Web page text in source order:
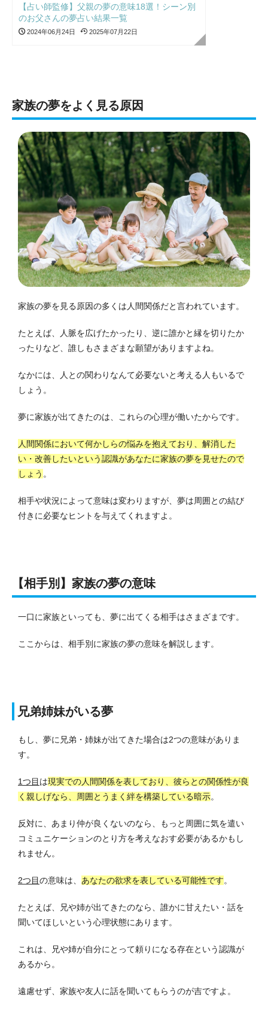
【占い師監修】父親の夢の意味18選！シーン別
のお父さんの夢占い結果一覧
2024年06月24日 2025年07月22日
家族の夢をよく見る原因
家族の夢を見る原因の多くは人間関係だと言われています。
たとえば、人脈を広げたかったり、逆に誰かと縁を切りたか
ったりなど、誰しもさまざまな願望がありますよね。
なかには、人との関わりなんて必要ないと考える人もいるで
しょう。
夢に家族が出てきたのは、これらの心理が働いたからです。
人間関係において何かしらの悩みを抱えており、解消した
い・改善したいという認識があなたに家族の夢を見せたので
しょう 。
相手や状況によって意味は変わりますが、夢は周囲との結び
付きに必要なヒントを与えてくれますよ。
【相手別】家族の夢の意味
一口に家族といっても、夢に出てくる相手はさまざまです。
ここからは、相手別に家族の夢の意味を解説します。
兄弟姉妹がいる夢
もし、夢に兄弟・姉妹が出てきた場合は2つの意味がありま
す。
1つ目 は現実での人間関係を表しており、彼らとの関係性が良
く親しげなら、周囲とうまく絆を構築している暗示。
反対に、あまり仲が良くないのなら、もっと周囲に気を遣い
コミュニケーションのとり方を考えなおす必要があるかもし
れません。
2つ目の意味は、 あなたの欲求を表している可能性です。
たとえば、兄や姉が出てきたのなら、誰かに甘えたい・話を
聞いてほしいという心理状態にあります。
これは、兄や姉が自分にとって頼りになる存在という認識が
あるから。
遠慮せず、家族や友人に話を聞いてもらうのが吉ですよ。